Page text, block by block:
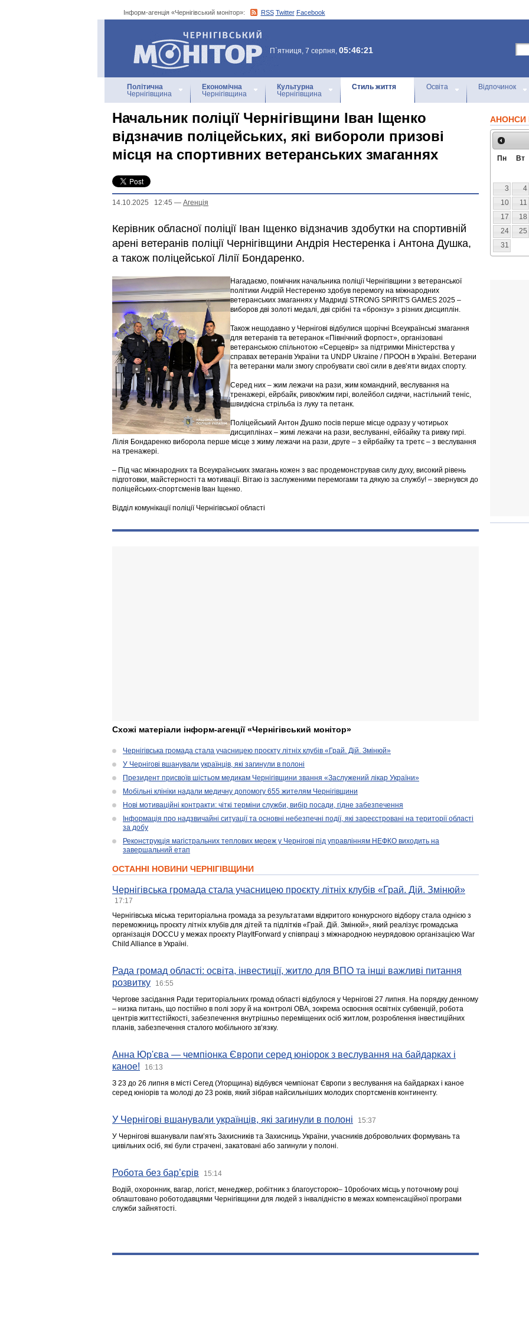
Інформ-агенція «Чернігівський монітор»: RSS Twitter Facebook
Інформ-агенція
«Чернігівський монітор»
П`ятниця, 7 серпня, 05:46:21
Політична
Чернігівщина
Економічна
Чернігівщина
Культурна
Чернігівщина
Стиль життя Освіта Відпочинок
Начальник поліції Чернігівщини Іван Іщенко
відзначив поліцейських, які вибороли призові
місця на спортивних ветеранських змаганнях
14.10.2025 12:45 — Агенцiя
Керівник обласної поліції Іван Іщенко відзначив здобутки на спортивній
арені ветеранів поліції Чернігівщини Андрія Нестеренка і Антона Душка,
а також поліцейської Лілії Бондаренко.
Нагадаємо, помічник начальника поліції Чернігівщини з ветеранської
політики Андрій Нестеренко здобув перемогу на міжнародних
ветеранських змаганнях у Мадриді STRONG SPIRIT'S GAMES 2025 –
виборов дві золоті медалі, дві срібні та «бронзу» з різних дисциплін.
Також нещодавно у Чернігові відбулися щорічні Всеукраїнські змагання
для ветеранів та ветеранок «Північний форпост», організовані
ветеранською спільнотою «Серцевір» за підтримки Міністерства у
справах ветеранів України та UNDP Ukraine / ПРООН в Україні. Ветерани
та ветеранки мали змогу спробувати свої сили в дев’яти видах спорту.
Серед них – жим лежачи на рази, жим командний, веслування на
тренажері, ейрбайк, ривок/жим гирі, волейбол сидячи, настільний теніс,
швидкісна стрільба із луку та петанк.
Поліцейський Антон Душко посів перше місце одразу у чотирьох
дисциплінах – жимі лежачи на рази, веслуванні, ейбайку та ривку гирі.
Лілія Бондаренко виборола перше місце з жиму лежачи на рази, друге – з ейрбайку та третє – з веслування
на тренажері.
– Під час міжнародних та Всеукраїнських змагань кожен з вас продемонстрував силу духу, високий рівень
підготовки, майстерності та мотивації. Вітаю із заслуженими перемогами та дякую за службу! – звернувся до
поліцейських-спортсменів Іван Іщенко.
Відділ комунікації поліції Чернігівської області
Схожі матеріали інформ-агенції «Чернігівський монітор»
Чернігівська громада стала учасницею проєкту літніх клубів «Грай. Дій. Змінюй»
У Чернігові вшанували українців, які загинули в полоні
Президент присвоїв шістьом медикам Чернігівщини звання «Заслужений лікар України»
Мобільні клініки надали медичну допомогу 655 жителям Чернігівщини
Нові мотиваційні контракти: чіткі терміни служби, вибір посади, гідне забезпечення
Інформація про надзвичайні ситуації та основні небезпечні події, які зареєстровані на території області
за добу
Реконструкція магістральних теплових мереж у Чернігові під управлінням НЕФКО виходить на
завершальний етап
ОСТАННІ НОВИНИ ЧЕРНІГІВЩИНИ
Чернігівська громада стала учасницею проєкту літніх клубів «Грай. Дій. Змінюй»
17:17
Чернігівська міська територіальна громада за результатами відкритого конкурсного відбору стала однією з
переможниць проєкту літніх клубів для дітей та підлітків «Грай. Дій. Змінюй», який реалізує громадська
організація DOCCU у межах проєкту PlayItForward у співпраці з міжнародною неурядовою організацією War
Child Alliance в Україні.
Рада громад області: освіта, інвестиції, житло для ВПО та інші важливі питання
розвитку
16:55
Чергове засідання Ради територіальних громад області відбулося у Чернігові 27 липня. На порядку денному
– низка питань, що постійно в полі зору й на контролі ОВА, зокрема освоєння освітніх субвенцій, робота
центрів життєстійкості, забезпечення внутрішньо переміщених осіб житлом, розроблення інвестиційних
планів, забезпечення сталого мобільного зв’язку.
Анна Юр'єва — чемпіонка Європи серед юніорок з веслування на байдарках і
каное!
16:13
З 23 до 26 липня в місті Сегед (Угорщина) відбувся чемпіонат Європи з веслування на байдарках і каное
серед юніорів та молоді до 23 років, який зібрав найсильніших молодих спортсменів континенту.
У Чернігові вшанували українців, які загинули в полоні 15:37
У Чернігові вшанували пам’ять Захисників та Захисниць України, учасників добровольчих формувань та
цивільних осіб, які були страчені, закатовані або загинули у полоні.
Робота без бар’єрів 15:14
Водій, охоронник, вагар, логіст, менеджер, робітник з благоусторою– 10робочих місць у поточному році
облаштовано роботодавцями Чернігівщини для людей з інвалідністю в межах компенсаційної програми
служби зайнятості.
АНОНСИ
Пн Вт
3
4
10
11
17
18
24
25
31